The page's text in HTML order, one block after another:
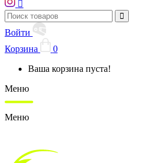
Войти
Корзина
0
Ваша корзина пуста!
Меню
Меню